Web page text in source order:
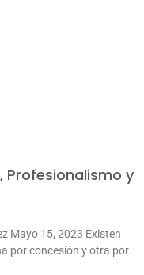
Profesionalismo y
Mayo 15, 2023 Existen
por concesión y otra por